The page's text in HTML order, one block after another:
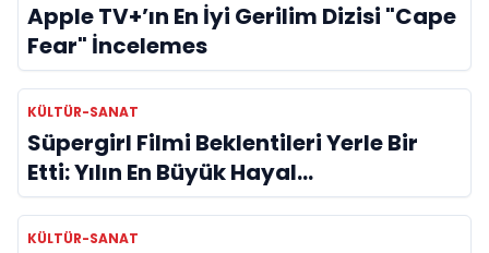
Apple TV+’ın En İyi Gerilim Dizisi "Cape
Fear" İncelemes
KÜLTÜR-SANAT
Süpergirl Filmi Beklentileri Yerle Bir
Etti: Yılın En Büyük Hayal
Kırıklıklarından Biri mi?
KÜLTÜR-SANAT